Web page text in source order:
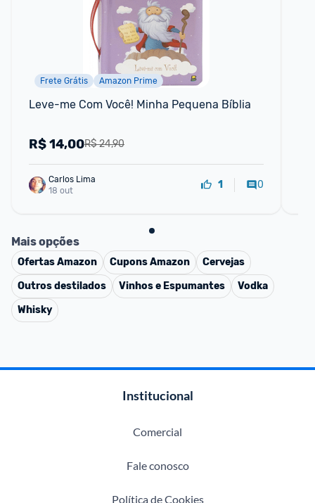
Frete Grátis Amazon Prime
Leve-me Com Você! Minha Pequena Bíblia
R$ 24,90
R$14,00
Carlos Lima
18 out
1 0
Mais opções
OfertasAmazon CuponsAmazon
Cervejas
Outros destilados
Vinhos e Espumantes
Vodka
Whisky
Institucional
Comercial
Fale conosco
Política de Cookies